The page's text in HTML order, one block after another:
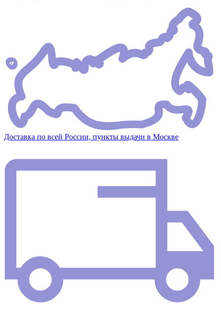
Доставка по всей России, пункты выдачи в Москве